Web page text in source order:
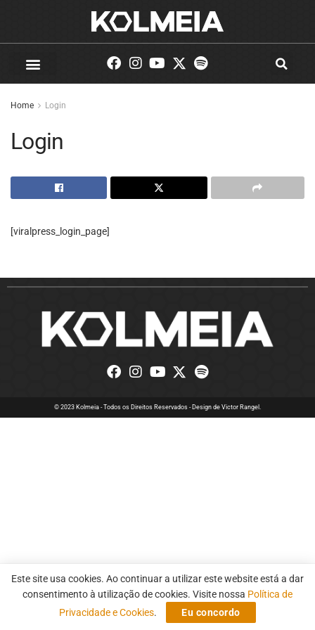
Home Login
Login
[viralpress_login_page]
© 2023 Kolmeia - Todos os Direitos Reservados - Design de Victor Rangel.
Este site usa cookies. Ao continuar a utilizar este website está a dar
consentimento à utilização de cookies. Visite nossa Política de
Privacidade e Cookies. Eu concordo